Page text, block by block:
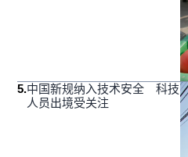
5.中国新规纳入技术安全 科技
人员出境受关注